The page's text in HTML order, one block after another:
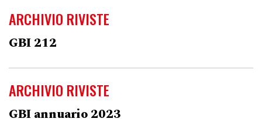
ARCHIVIO RIVISTE
GBI 212
ARCHIVIO RIVISTE
GBI annuario 2023